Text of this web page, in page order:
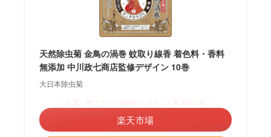
天然除虫菊 金鳥の渦巻 蚊取り線香 着色料・香料
無添加 中川政七商店監修デザイン 10巻
大日本除虫菊
楽天市場